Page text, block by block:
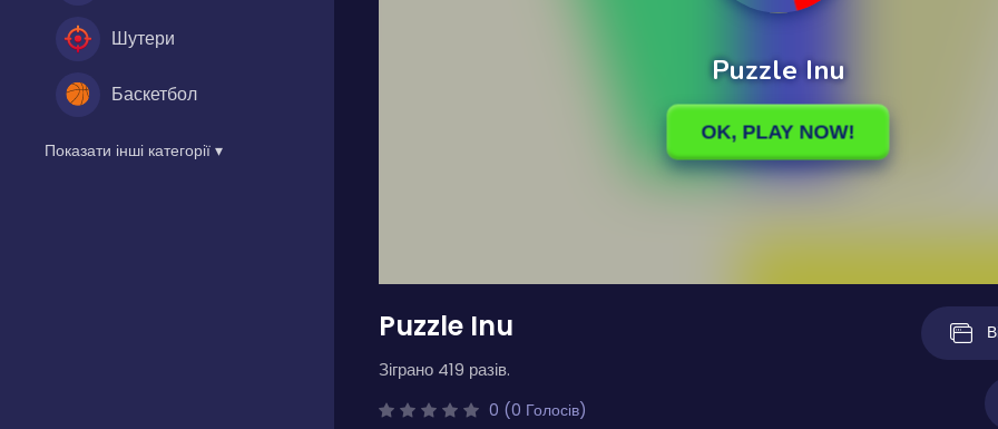
Шутери
Баскетбол
Показати інші категорії ▾
Puzzle Inu
Зіграно 419 разів.
0 (0 Голосів)